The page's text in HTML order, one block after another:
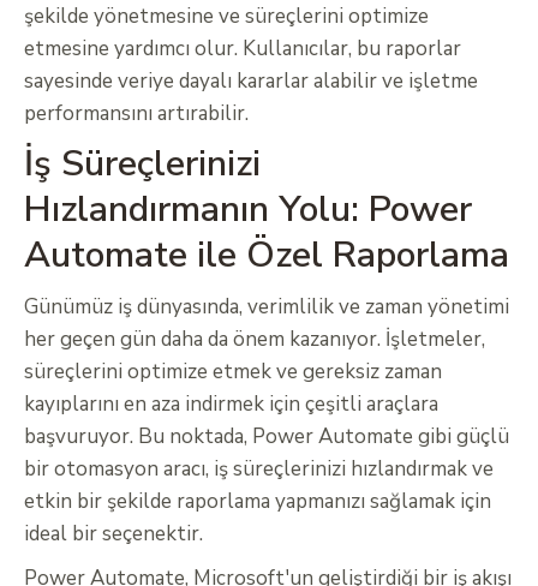
şekilde yönetmesine ve süreçlerini optimize
etmesine yardımcı olur. Kullanıcılar, bu raporlar
sayesinde veriye dayalı kararlar alabilir ve işletme
performansını artırabilir.
İş Süreçlerinizi
Hızlandırmanın Yolu: Power
Automate ile Özel Raporlama
Günümüz iş dünyasında, verimlilik ve zaman yönetimi
her geçen gün daha da önem kazanıyor. İşletmeler,
süreçlerini optimize etmek ve gereksiz zaman
kayıplarını en aza indirmek için çeşitli araçlara
başvuruyor. Bu noktada, Power Automate gibi güçlü
bir otomasyon aracı, iş süreçlerinizi hızlandırmak ve
etkin bir şekilde raporlama yapmanızı sağlamak için
ideal bir seçenektir.
Power Automate, Microsoft'un geliştirdiği bir iş akışı